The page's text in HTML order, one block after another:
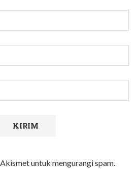
untuk mengurangi spam.